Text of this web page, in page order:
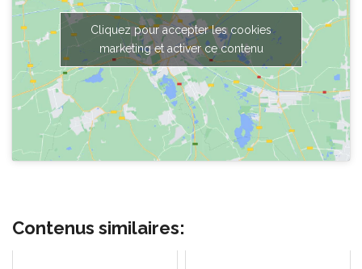
Cliquez pour accepter les cookies
marketing et activer ce contenu
Contenus similaires: